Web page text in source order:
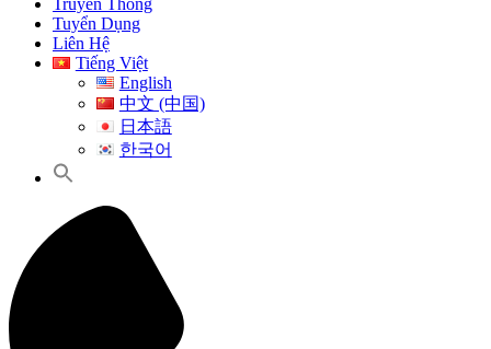
Truyền Thông
Tuyển Dụng
Liên Hệ
Tiếng Việt
English
中文 (中国)
日本語
한국어